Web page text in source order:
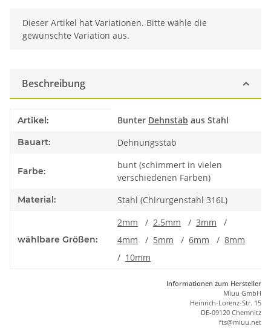
x
Dieser Artikel hat Variationen. Bitte wähle die
gewünschte Variation aus.
Beschreibung
Produkteigenschaft
Wert
Artikel: Bunter Dehnstab aus Stahl
Bauart: Dehnungsstab
Farbe:
bunt (schimmert in vielen
verschiedenen Farben)
Material: Stahl (Chirurgenstahl 316L)
wählbare Größen:
2mm / 2.5mm / 3mm
/
4mm
/ 5mm / 6mm / 8mm
/ 10mm
Informationen zum Hersteller
Miuu GmbH
Heinrich-Lorenz-Str. 15
DE-09120 Chemnitz
fts@miuu.net